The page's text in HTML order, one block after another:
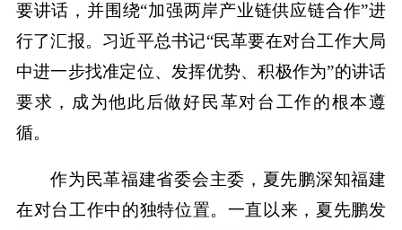
要讲话，并围绕“加强两岸产业链供应链合作”进
行了汇报。习近平总书记“民革要在对台工作大局
中进一步找准定位、发挥优势、积极作为”的讲话
要求，成为他此后做好民革对台工作的根本遵
循。
作为民革福建省委会主委，夏先鹏深知福建
在对台工作中的独特位置。一直以来，夏先鹏发